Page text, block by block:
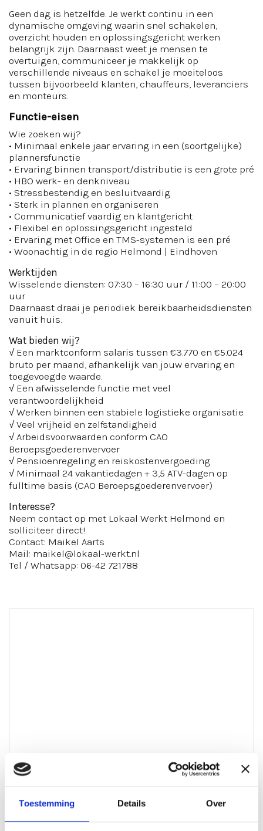
Toestemming Details Over
Geen dag is hetzelfde. Je werkt continu in een
dynamische omgeving waarin snel schakelen,
overzicht houden en oplossingsgericht werken
belangrijk zijn. Daarnaast weet je mensen te
overtuigen, communiceer je makkelijk op
verschillende niveaus en schakel je moeiteloos
tussen bijvoorbeeld klanten, chauffeurs, leveranciers
en monteurs.
Functie-eisen
Wie zoeken wij?
• Minimaal enkele jaar ervaring in een (soortgelijke)
plannersfunctie
• Ervaring binnen transport/distributie is een grote pré
• HBO werk- en denkniveau
• Stressbestendig en besluitvaardig
• Sterk in plannen en organiseren
• Communicatief vaardig en klantgericht
• Flexibel en oplossingsgericht ingesteld
• Ervaring met Office en TMS-systemen is een pré
• Woonachtig in de regio Helmond | Eindhoven
Werktijden
Wisselende diensten: 07:30 – 16:30 uur / 11:00 – 20:00
uur
Daarnaast draai je periodiek bereikbaarheidsdiensten
vanuit huis.
Wat bieden wij?
√ Een marktconform salaris tussen €3.770 en €5.024
bruto per maand, afhankelijk van jouw ervaring en
toegevoegde waarde.
√ Een afwisselende functie met veel
verantwoordelijkheid
√ Werken binnen een stabiele logistieke organisatie
√ Veel vrijheid en zelfstandigheid
√ Arbeidsvoorwaarden conform CAO
Beroepsgoederenvervoer
√ Pensioenregeling en reiskostenvergoeding
√ Minimaal 24 vakantiedagen + 3,5 ATV-dagen op
fulltime basis (CAO Beroepsgoederenvervoer)
Interesse?
Neem contact op met Lokaal Werkt Helmond en
solliciteer direct!
Contact: Maikel Aarts
Mail: maikel@lokaal-werkt.nl
Tel / Whatsapp: 06-42 721788
Maikel Aarts